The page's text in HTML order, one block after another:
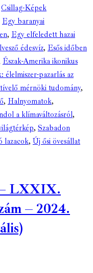
Csillag-Képek
Egy baranyai
, Egy elfeledett hazai
édesvíz, Esős időben
Észak-Amerika ikonikus
élelmiszer-pazarlás az
mérnöki tudomány,
, Halnyomatok,
a klímaváltozásról,
, Szabadon
lazacok, Új ősi övesállat
– LXXIX.
– 2024.